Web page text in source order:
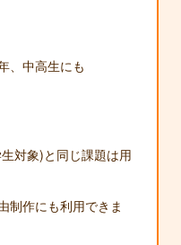
、中高生にも
対象)と同じ課題は用
制作にも利用できま